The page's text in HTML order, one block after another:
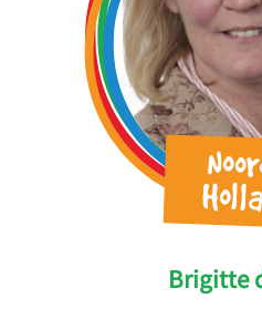
Brigitte